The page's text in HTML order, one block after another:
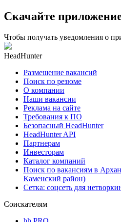
Скачайте
Чтобы получать уведомления о
HeadHunter
Размещение вакансий
Поиск по резюме
О компании
Наши вакансии
Реклама на сайте
Требования к ПО
Безопасный HeadHunter
HeadHunter API
Партнерам
Инвесторам
Каталог компаний
Поиск по вакансиям в
Каменский район)
Сетка: соцсеть для
Соискателям